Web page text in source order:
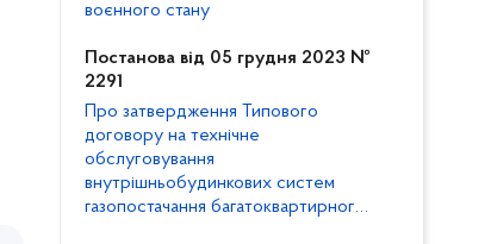
воєнного стану
Постанова від 05 грудня 2023 №
2291
Про затвердження Типового
договору на технічне
обслуговування
внутрішньобудинкових систем
газопостачання багатоквартирного